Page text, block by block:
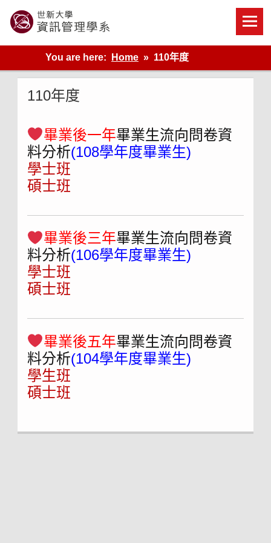
content
世新大學資管系網站
You are here:
Home 110年度
110年度
畢業後一年畢業生流向問卷資
料分析(108學年度畢業生)
學士班
碩士班
畢業後三年畢業生流向問卷資
料分析(106學年度畢業生)
學士班
碩士班
畢業後五年畢業生流向問卷資
料分析(104學年度畢業生)
學生班
碩士班